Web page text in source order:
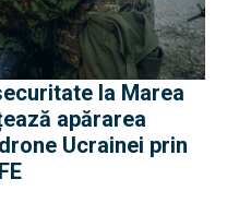
la Marea
apărarea
Ucrainei prin